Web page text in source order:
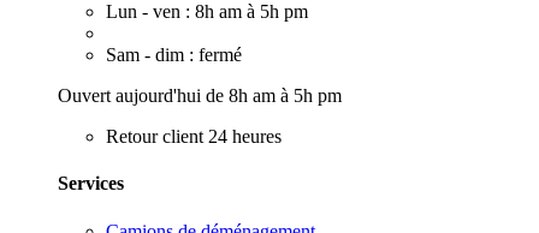
Lun - ven : 8h am à 5h pm
Sam - dim : fermé
Ouvert aujourd'hui de 8h am à 5h pm
Retour client 24 heures
Services